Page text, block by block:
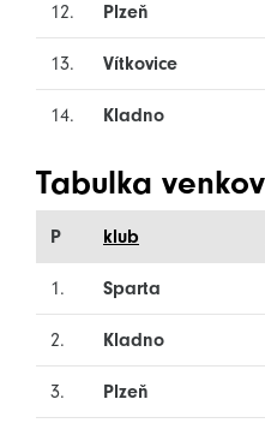
12. Plzeň
13. Vítkovice
14. Kladno
Tabulka
P klub
1. Sparta
2. Kladno
3. Plzeň